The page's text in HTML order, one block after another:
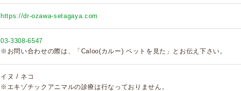
https://dr-ozawa-setagaya.com
03-3308-6547
※お問い合わせの際は、「Caloo(カルー) ペットを見た」とお伝え下さい。
イヌ / ネコ
※エキゾチックアニマルの診療は行なっておりません。